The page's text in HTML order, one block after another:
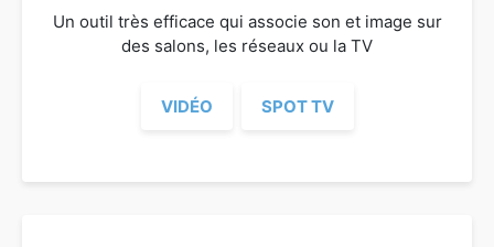
Un outil très efficace qui associe son et image sur
des salons, les réseaux ou la TV
VIDÉO SPOT TV